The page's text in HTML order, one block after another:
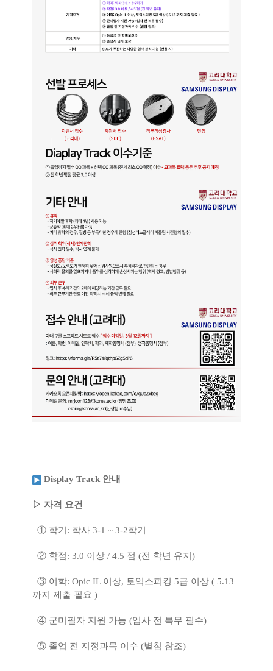
Display Track 안내
▷ 자격 요건
① 학기: 학사 3-1 ~ 3-2학기
② 학점: 3.0 이상 / 4.5 점 (전 학년 유지)
③ 어학: Opic IL 이상, 토익스피킹 5급 이상 ( 5.13
까지 제출 필요 )
④ 군미필자 지원 가능 (입사 전 복무 필수)
⑤ 졸업 전 지정과목 이수 (별첨 참조)